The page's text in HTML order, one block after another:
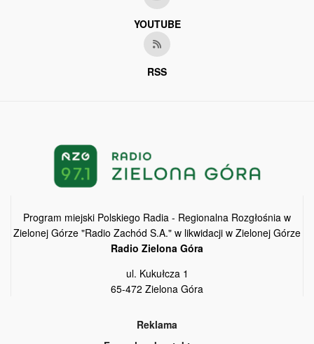
YOUTUBE
RSS
Program miejski Polskiego Radia - Regionalna Rozgłośnia w
Zielonej Górze "Radio Zachód S.A." w likwidacji w Zielonej Górze
Radio Zielona Góra
ul. Kukułcza 1
65-472 Zielona Góra
Reklama